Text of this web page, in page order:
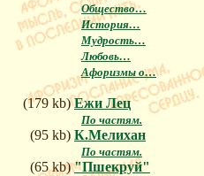
Общество…
История…
Мудрость…
Любовь…
Афоризмы о…
(179 kb)Ежи Лец
По частям.
(95 kb) К.Мелихан
По частям.
(65 kb)"Пшекруй"